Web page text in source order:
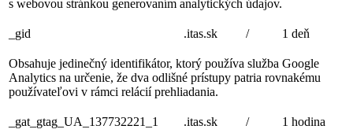
s webovou stránkou generovaním analytických údajov.
_gid .itas.sk / 1 deň
Obsahuje jedinečný identifikátor, ktorý používa služba Google
Analytics na určenie, že dva odlišné prístupy patria rovnakému
používateľovi v rámci relácií prehliadania.
_gat_gtag_UA_137732221_1 .itas.sk / 1 hodina